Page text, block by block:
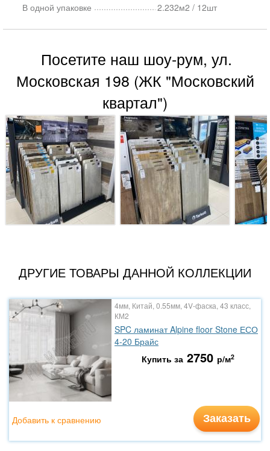
В одной упаковке 2.232м2 / 12шт
Посетите наш шоу-рум, ул.
Московская 198 (ЖК "Московский
квартал")
ДРУГИЕ ТОВАРЫ ДАННОЙ КОЛЛЕКЦИИ
4мм, Китай, 0.55мм, 4V-фаска, 43 класс,
КМ2
SPC ламинат Alpine floor Stone ЕСО
4-20 Брайс
Купить за 2750 р/м2
Заказать
Добавить к сравнению